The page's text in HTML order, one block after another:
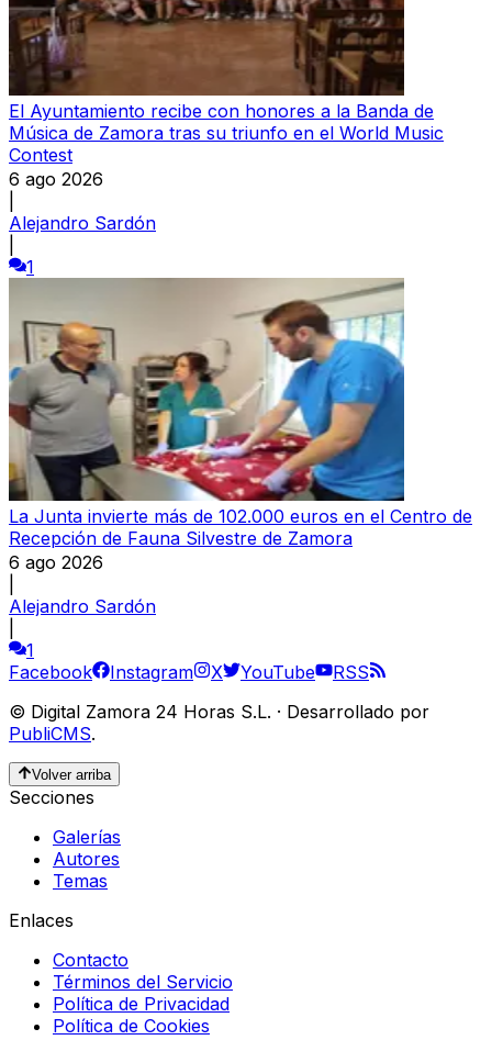
El Ayuntamiento recibe con honores a la Banda de
Música de Zamora tras su triunfo en el World Music
Contest
6 ago 2026
Alejandro Sardón
1
La Junta invierte más de 102.000 euros en el Centro de
Recepción de Fauna Silvestre de Zamora
6 ago 2026
Alejandro Sardón
1
Facebook
Instagram X YouTube
RSS
© Digital Zamora 24 Horas S.L. · Desarrollado por
PubliCMS.
Volver arriba
Secciones
Galerías
Autores
Temas
Enlaces
Contacto
Términos del Servicio
Política de Privacidad
Política de Cookies